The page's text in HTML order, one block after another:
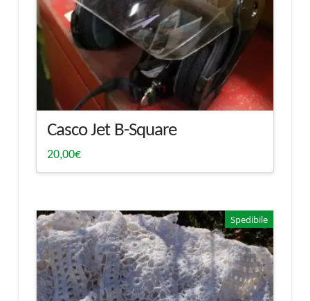
Casco Jet B-Square
20,00€
Spedibile